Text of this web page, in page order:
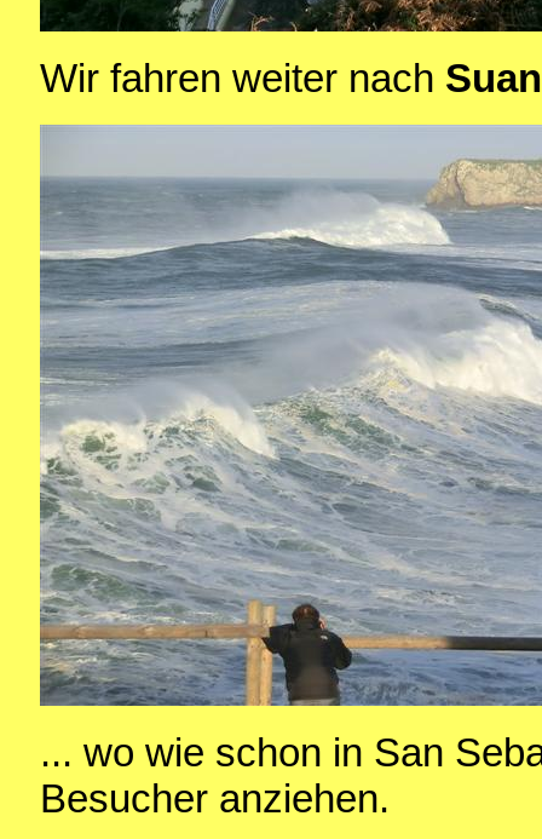
Wir fahren weiter nach
... wo wie schon in San
Besucher anziehen.